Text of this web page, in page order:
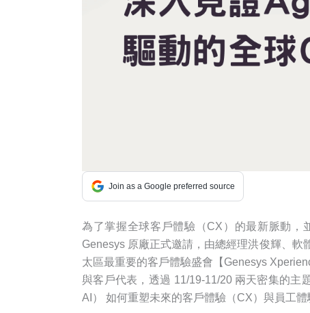
Join as a Google preferred source
為了掌握全球客戶體驗（CX）的最新脈動，
Genesys 原廠正式邀請，由總經理洪俊輝、
太區最重要的客戶體驗盛會【Genesys
與客戶代表，透過 11/19-11/20 兩天密集的主
AI） 如何重塑未來的客戶體驗（CX）與員工體